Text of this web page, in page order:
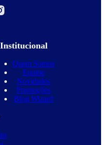
Institucional
Quem Somos
Equipe
Novidades
Promoções
Blog Wizard